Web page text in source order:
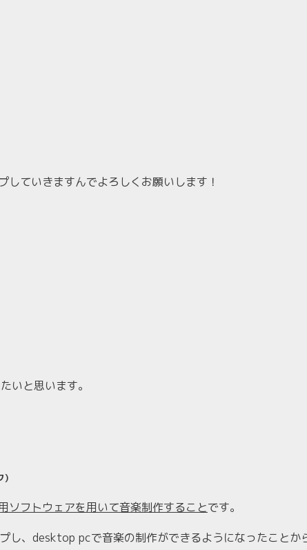
ていきますんでよろしくお願いします！
いと思います。
)
ソフトウェアを用いて音楽制作することです。
し、desktop pcで音楽の制作ができるようになったことか